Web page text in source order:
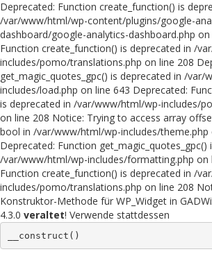
Deprecated: Function create_function() is
/var/www/html/wp-content/plugins/google-
dashboard/google-analytics-dashboard.php
Function create_function() is deprecated in /
includes/pomo/translations.php on line 208
get_magic_quotes_gpc() is deprecated in /var/
includes/load.php on line 643 Deprecated:
is deprecated in /var/www/html/wp-includes/
on line 208 Notice: Trying to access array
bool in /var/www/html/wp-includes/theme.php
Deprecated: Function get_magic_quotes_gpc()
/var/www/html/wp-includes/formatting.php on
Function create_function() is deprecated in /
includes/pomo/translations.php on line 208
Konstruktor-Methode für WP_Widget in
4.3.0 veraltet! Verwende stattdessen
__construct()